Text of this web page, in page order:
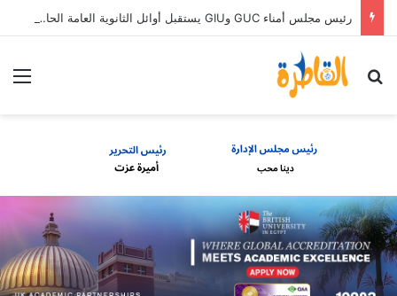
رئيس مجلس أمناء GUC وGIU يستقبل أوائل الثانوية العامة الحاصلين على منح دراسية كاملة
بحث عن